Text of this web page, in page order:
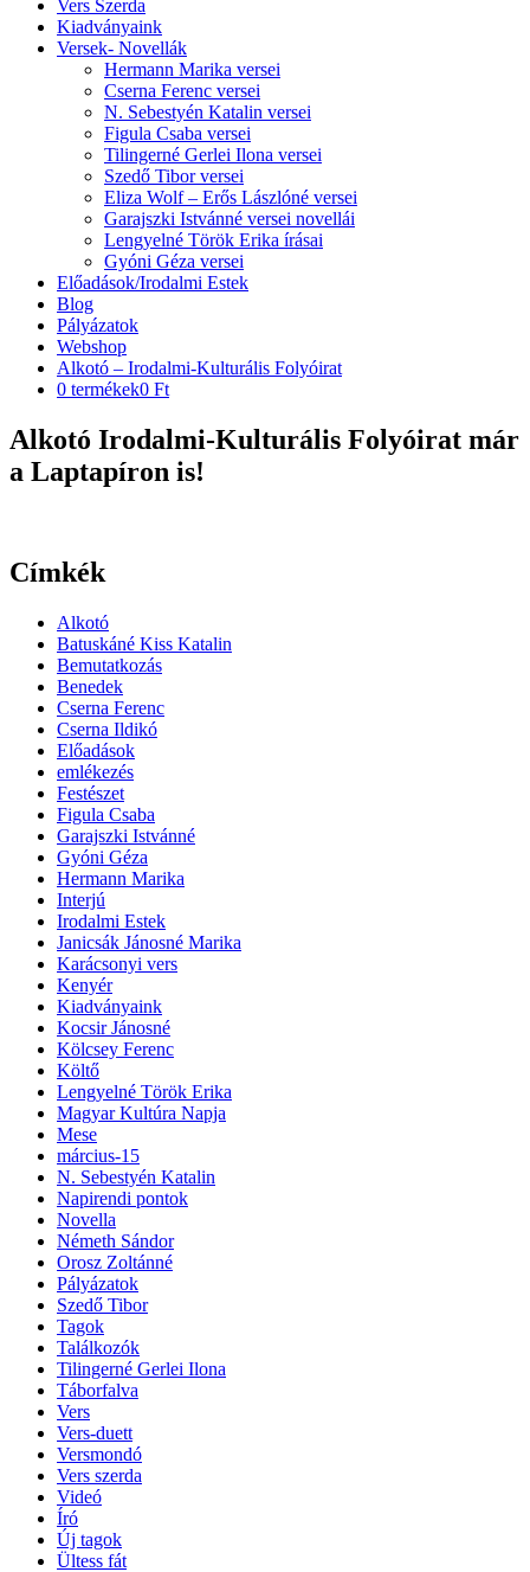
Vers Szerda
Kiadványaink
Versek- Novellák
Hermann Marika versei
Cserna Ferenc versei
N. Sebestyén Katalin versei
Figula Csaba versei
Tilingerné Gerlei Ilona versei
Szedő Tibor versei
Eliza Wolf – Erős Lászlóné versei
Garajszki Istvánné versei novellái
Lengyelné Török Erika írásai
Gyóni Géza versei
Előadások/Irodalmi Estek
Blog
Pályázatok
Webshop
Alkotó – Irodalmi-Kulturális Folyóirat
0 termékek0 Ft
Alkotó Irodalmi-Kulturális Folyóirat már
a Laptapíron is!
Címkék
Alkotó
Batuskáné Kiss Katalin
Bemutatkozás
Benedek
Cserna Ferenc
Cserna Ildikó
Előadások
emlékezés
Festészet
Figula Csaba
Garajszki Istvánné
Gyóni Géza
Hermann Marika
Interjú
Irodalmi Estek
Janicsák Jánosné Marika
Karácsonyi vers
Kenyér
Kiadványaink
Kocsir Jánosné
Kölcsey Ferenc
Költő
Lengyelné Török Erika
Magyar Kultúra Napja
Mese
március-15
N. Sebestyén Katalin
Napirendi pontok
Novella
Németh Sándor
Orosz Zoltánné
Pályázatok
Szedő Tibor
Tagok
Találkozók
Tilingerné Gerlei Ilona
Táborfalva
Vers
Vers-duett
Versmondó
Vers szerda
Videó
Író
Új tagok
Ültess fát